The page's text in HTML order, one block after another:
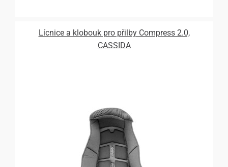
Lícnice a klobouk pro přilby Compress 2.0,
CASSIDA